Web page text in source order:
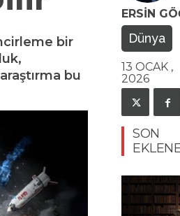
bir
bu
ERSIN
Dünya
13 OCAK ,
2026
SON